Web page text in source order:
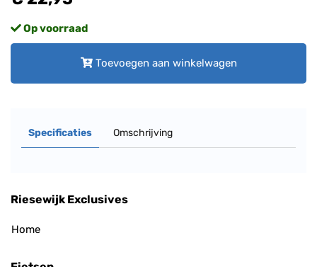
Op voorraad
Toevoegen aan winkelwagen
Specificaties Omschrijving
Riesewijk Exclusives
Home